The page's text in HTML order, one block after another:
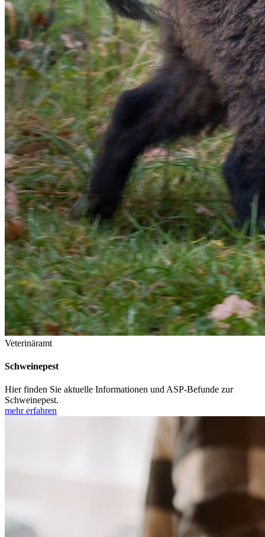
Veterinäramt
Schweinepest
Hier finden Sie aktuelle Informationen und ASP-Befunde zur
Schweinepest.
mehr erfahren